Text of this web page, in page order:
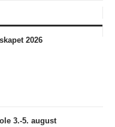
2026
3.-5. august